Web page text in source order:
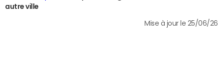
autre ville
Mise à jour le 25/06/26